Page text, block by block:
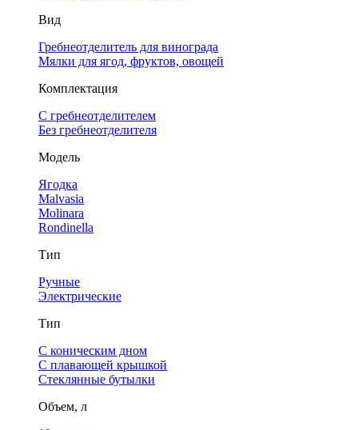
Вид
Гребнеотделитель для винограда
Мялки для ягод, фруктов, овощей
Комплектация
С гребнеотделителем
Без гребнеотделителя
Модель
Ягодка
Malvasia
Molinara
Rondinella
Тип
Ручные
Электрические
Тип
С коническим дном
С плавающей крышкой
Стеклянные бутылки
Объем, л